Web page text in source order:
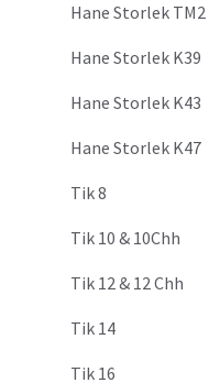
Hane Storlek TM2
Hane Storlek K39
Hane Storlek K43
Hane Storlek K47
Tik 8
Tik 10 & 10Chh
Tik 12 & 12 Chh
Tik 14
Tik 16